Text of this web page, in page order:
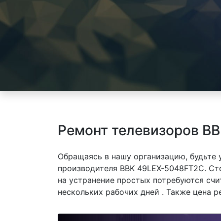
Ремонт телевизоров
Обращаясь в нашу организацию,
производителя BBK 49LEX-5048FT2C.
на устранение простых потребуются
нескольких рабочих дней . Также цена